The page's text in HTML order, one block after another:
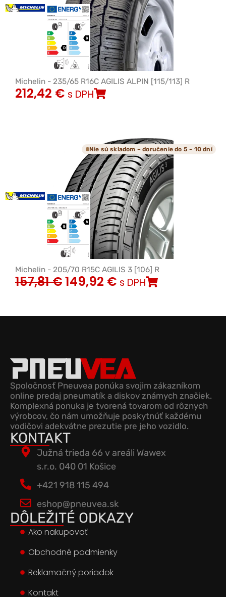
Michelin - 235/65 R16C AGILIS ALPIN [115/113] R
212,42 € s DPH
Nie sú skladom – doručenie do 5 - 10 dní
Michelin - 205/70 R15C AGILIS 3 [106] R
157,81€149,92 € s DPH
Spoločnosť Pneuvea ponúka svojim zákazníkom
online predaj pneumatík a diskov známych značiek.
Komplexná ponuka je tvorená tovarom od rôznych
výrobcov, čo nám umožňuje poskytnúť každému
vodičovi adekvátne prezutie pre jeho vozidlo.
KONTAKT
Južná trieda 66 v areáli Wawex
s.r.o. 040 01 Košice
+421 918 115 494
eshop@pneuvea.sk
DÔLEŽITÉ ODKAZY
Ako nakupovať
Obchodné podmienky
Reklamačný poriadok
Kontakt